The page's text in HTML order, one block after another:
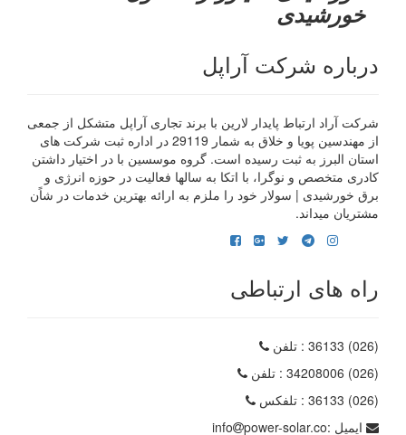
خورشیدی
درباره شرکت آراپل
شرکت آراد ارتباط پایدار لارین با برند تجاری آراپل متشکل از جمعی
از مهندسین پویا و خلاق به شمار 29119 در اداره ثبت شرکت های
استان البرز به ثبت رسیده است. گروه موسسین با در اختیار داشتن
کادری متخصص و نوگرا، با اتکا به سالها فعالیت در حوزه انرژی و
برق خورشیدی | سولار خود را ملزم به ارائه بهترین خدمات در شاًن
مشتریان میداند.
راه های ارتباطی
(026) 36133
: تلفن
(026) 34208006
: تلفن
(026) 36133
: تلفکس
ایمیل :
info power-solar.co